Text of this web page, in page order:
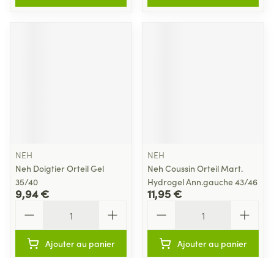
NEH
Neh Doigtier Orteil Gel
35/40
9,94 €
Ajouter au panier
NEH
Neh Coussin Orteil Mart.
Hydrogel Ann.gauche 43/46
11,95 €
Ajouter au panier